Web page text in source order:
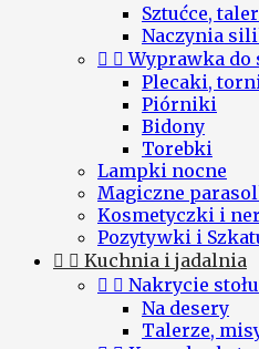
Sztućce,
Naczynia
  Wyprawka do
Plecaki,
Piórniki
Bidony
Torebki
Lampki nocne
Magiczne
Kosmetyczki i
Pozytywki i
  Kuchnia i jadalnia
  Nakrycie
Na desery
Talerze,